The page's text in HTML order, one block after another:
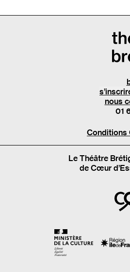
nous
01
Conditions
Le Théâtre
de Cœur